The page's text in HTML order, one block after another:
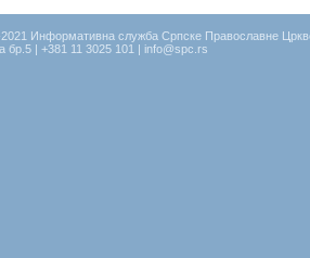
Информативна служба Српске Православне
бр.5 | +381 11 3025 101 | info@spc.rs